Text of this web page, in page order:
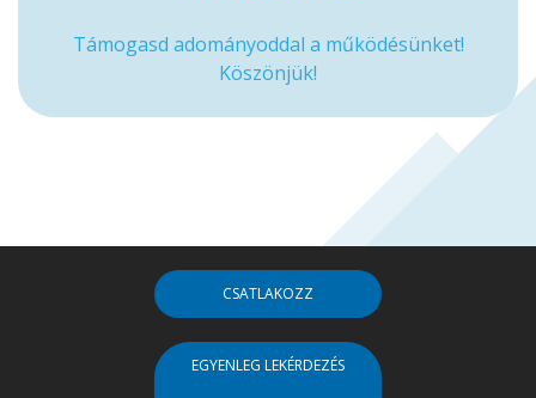
Támogasd adományoddal a működésünket!
Köszönjük!
CSATLAKOZZ
EGYENLEG LEKÉRDEZÉS